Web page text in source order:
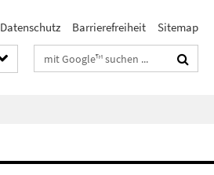
Datenschutz Barrierefreiheit Sitemap
Suchbegriffe